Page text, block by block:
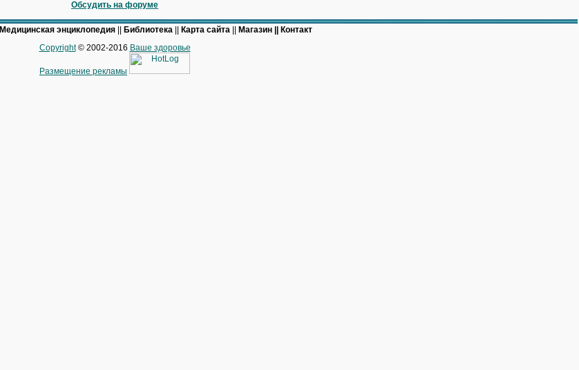
Обсудить на форуме
Медицинская энциклопедия Библиотека Карта сайта Магазин ||
Контакт
Copyright© 2002-2016 Ваше здоровье
Размещение рекламы